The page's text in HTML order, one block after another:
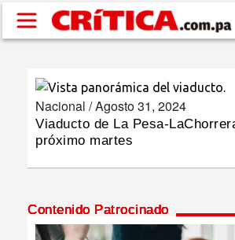
Pasar al contenido principal
SUCESOS
POLÍTICA
Nacional /Agosto 31, 2024
Viaducto de La Pesa-
próximo martes
Contenido Patrocinado